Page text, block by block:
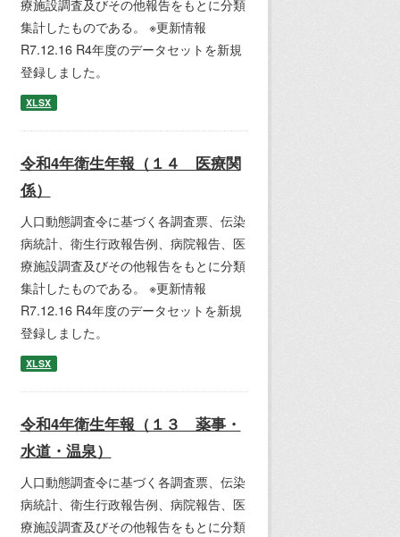
療施設調査及びその他報告をもとに分類
集計したものである。 ※更新情報
R7.12.16 R4年度のデータセットを新規
登録しました。
XLSX
令和4年衛生年報（１４ 医療関
係）
人口動態調査令に基づく各調査票、伝染
病統計、衛生行政報告例、病院報告、医
療施設調査及びその他報告をもとに分類
集計したものである。 ※更新情報
R7.12.16 R4年度のデータセットを新規
登録しました。
XLSX
令和4年衛生年報（１３ 薬事・
水道・温泉）
人口動態調査令に基づく各調査票、伝染
病統計、衛生行政報告例、病院報告、医
療施設調査及びその他報告をもとに分類